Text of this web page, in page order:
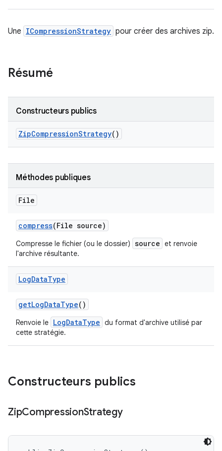
Une ICompressionStrategy pour créer des archives zip.
Résumé
Constructeurs publics
ZipCompressionStrategy()
Méthodes publiques
File
compress(File source)
Compresse le fichier (ou le dossier) source et renvoie
l'archive résultante.
LogDataType
getLogDataType()
Renvoie le LogDataType du format d'archive utilisé par
cette stratégie.
Constructeurs publics
ZipCompressionStrategy